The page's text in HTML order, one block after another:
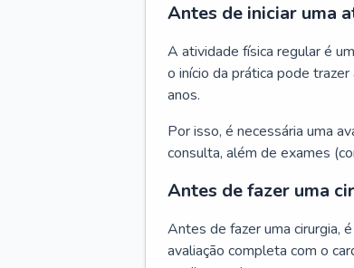
Antes de iniciar uma
A atividade física regular é
o início da prática pode
anos.
Por isso, é necessária uma
consulta, além de exames
Antes de fazer uma
Antes de fazer uma cirurgia,
avaliação completa com o